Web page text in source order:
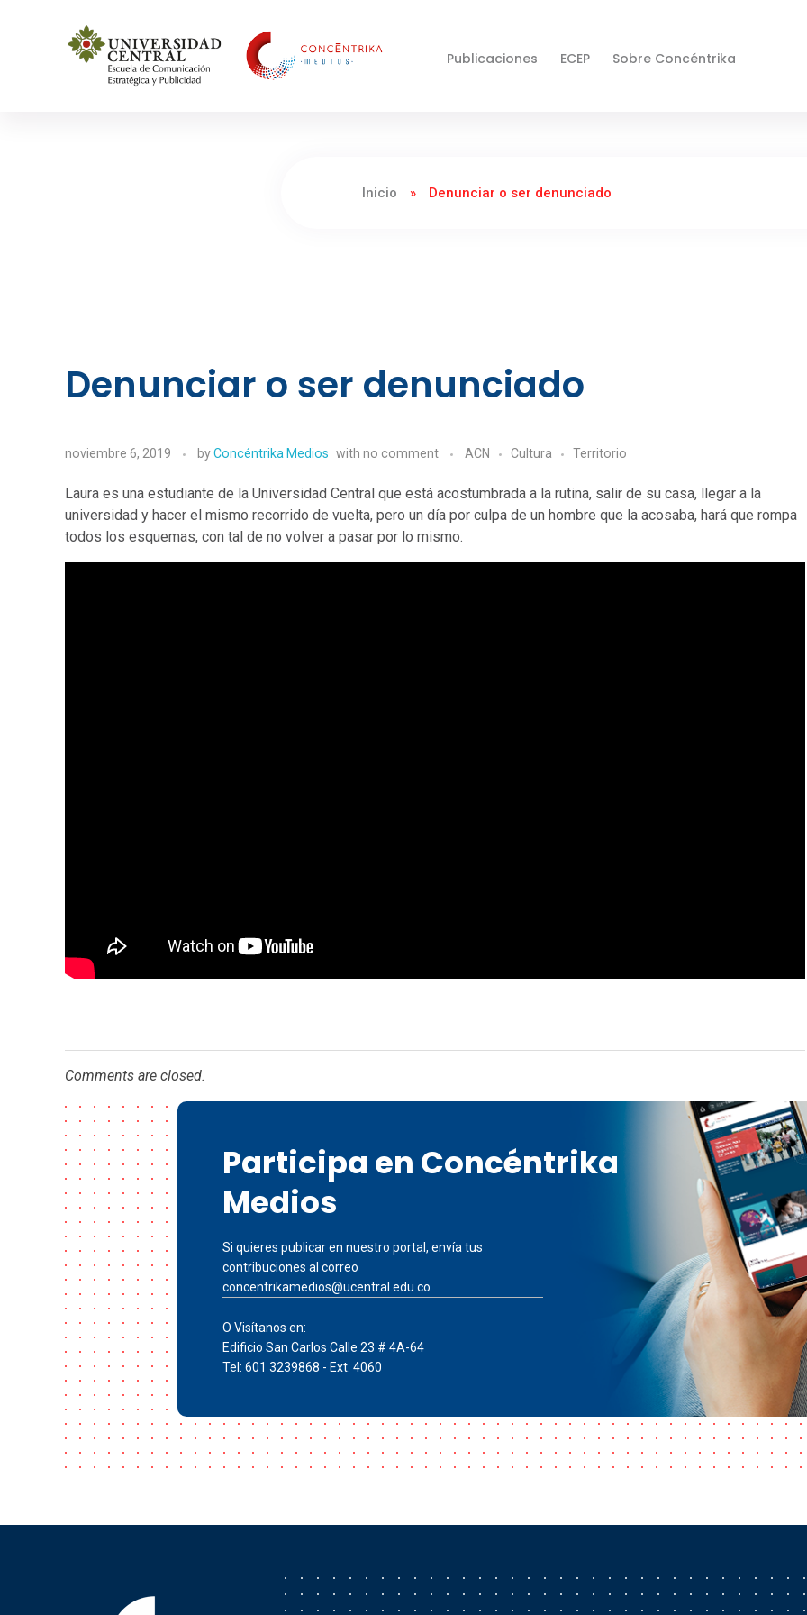
Publicaciones ECEP Sobre Concéntrika
Inicio » Denunciar o ser denunciado
Denunciar o ser denunciado
noviembre 6, 2019 byConcéntrika Medios with no comment ACN Cultura Territorio
Laura es una estudiante de la Universidad Central que está acostumbrada a la rutina, salir de su casa, llegar a la
universidad y hacer el mismo recorrido de vuelta, pero un día por culpa de un hombre que la acosaba, hará que rompa
todos los esquemas, con tal de no volver a pasar por lo mismo.
Comments are closed.
Participa en Concéntrika
Medios
Si quieres publicar en nuestro portal, envía tus
contribuciones al correo
concentrikamedios@ucentral.edu.co
O Visítanos en:
Edificio San Carlos Calle 23 # 4A-64
Tel: 601 3239868 - Ext. 4060